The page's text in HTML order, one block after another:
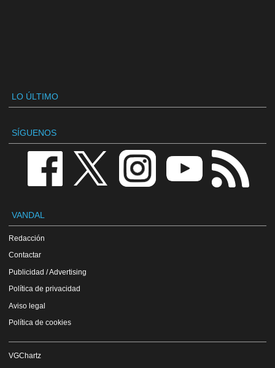
LO ÚLTIMO
SÍGUENOS
VANDAL
Redacción
Contactar
Publicidad / Advertising
Política de privacidad
Aviso legal
Política de cookies
VGChartz